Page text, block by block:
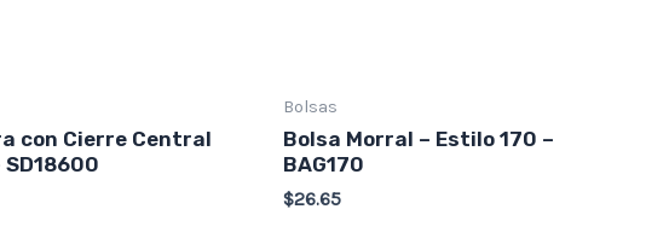
con Cierre Central
Bolsas
Bolsa Morral – Estilo 170 –
BAG170
$26.65